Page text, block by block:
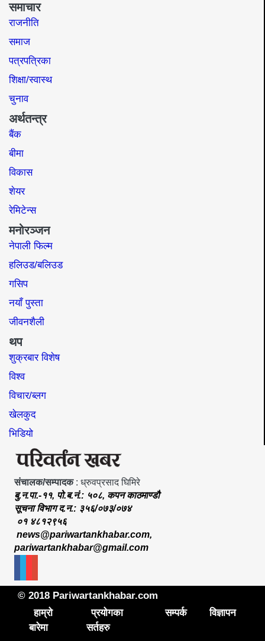
समाचार
राजनीति
समाज​
पत्रपत्रिका
शिक्षा/स्वास्थ
चुनाव
अर्थतन्त्र
बैंक
बीमा
विकास
शेयर
रेमिटेन्स
मनोरञ्जन
नेपाली फिल्म
हलिउड/बलिउड
गसिप
नयाँ पुस्ता
जीवनशैली
थप
शुक्रबार विशेष
विश्व
विचार/ब्लग
खेलकुद
भिडियो
संचालक/सम्पादक: ध्रुवप्रसाद घिमिरे
बु.न.पा.-११, पो.ब.नं.: ५०८, कपन काठमाण्डौ
सूचना विभाग द.न.: ३५६/०७३/०७४
०१ ४८१२९५६
news@pariwartankhabar.com,
pariwartankhabar@gmail.com
© 2018 Pariwartankhabar.com
हाम्रो
बारेमा
प्रयोगका
सर्तहरु
सम्पर्क विज्ञापन